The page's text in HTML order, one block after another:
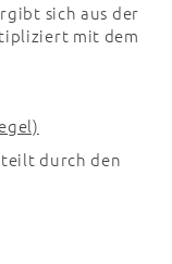
sich aus der
mit dem
durch den